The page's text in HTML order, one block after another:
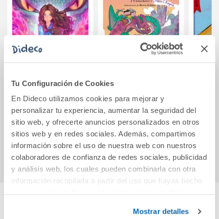
Tu Configuración de Cookies
En Dideco utilizamos cookies para mejorar y
personalizar tu experiencia, aumentar la seguridad del
sitio web, y ofrecerte anuncios personalizados en otros
sitios web y en redes sociales. Además, compartimos
información sobre el uso de nuestra web con nuestros
colaboradores de confianza de redes sociales, publicidad
y análisis web, los cuales pueden combinarla con otra
información recopilada a partir del uso que hayas hecho
Mostrar detalles
La fuerza del
dragón (Crónicas
de Lilium 1)
16,95€
Comprar
dragones 3: Garras
y maldiciones
12,95€
Comprar